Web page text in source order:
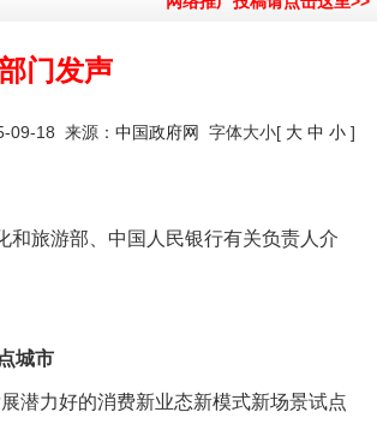
门发声
09-18 来源： 中国政府网 字体大小[ 大 中 小 ]
旅游部、中国人民银行有关负责人介
城市
力好的消费新业态新模式新场景试点